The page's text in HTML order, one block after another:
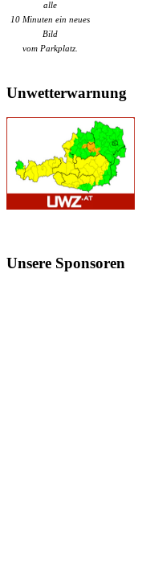
alle
10 Minuten ein neues
Bild
vom Parkplatz.
Unwetterwarnung
Unsere Sponsoren